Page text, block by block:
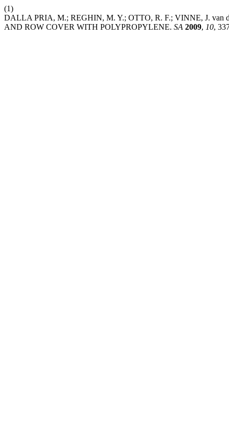
(1)
DALLA PRIA, M.; REGHIN, M. Y.; OTTO, R. F.; VINNE, J. van
AND ROW COVER WITH POLYPROPYLENE. SA 2009, 10,